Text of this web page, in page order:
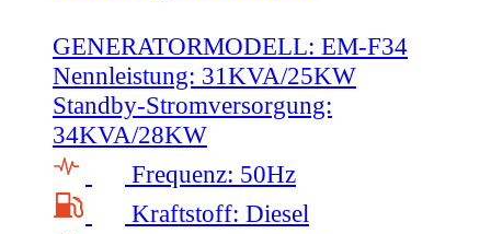
GENERATORMODELL: EM-F34
Nennleistung: 31KVA/25KW
Standby-Stromversorgung:
34KVA/28KW
Frequenz: 50Hz
Kraftstoff: Diesel